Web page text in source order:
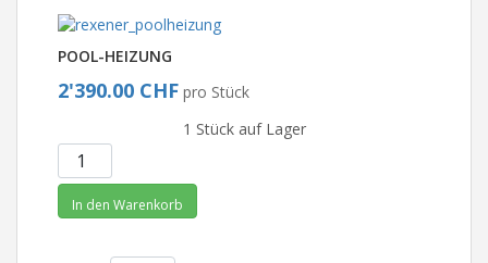
POOL-HEIZUNG
2'390.00 CHF pro Stück
1 Stück auf Lager
In den Warenkorb